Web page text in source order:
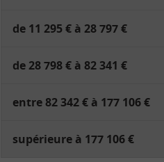
de 11 295 € à 28 797 €
de 28 798 € à 82 341 €
entre 82 342 € à 177 106 €
supérieure à 177 106 €